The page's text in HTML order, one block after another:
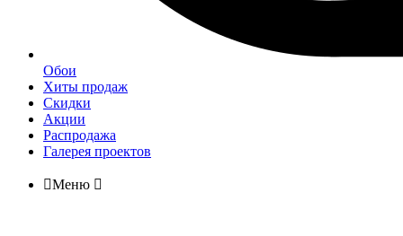
Обои
Хиты продаж
Скидки
Акции
Распродажа
Галерея проектов
Меню 